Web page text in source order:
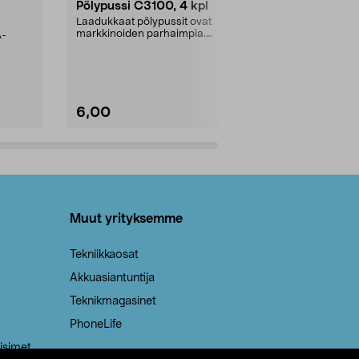
Pölypussi C3100, 4 kpl
Laadukkaat pölypussit ovat
markkinoiden parhaimpia.
6,00
Muut yrityksemme
Tekniikkaosat
Akkuasiantuntija
Teknikmagasinet
PhoneLife